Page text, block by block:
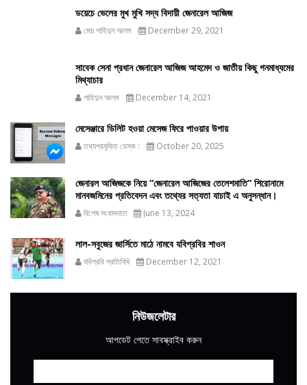
ডয়েচে ভেলের মুখ মুখি সদ্য বিদায়ী জেনারেল আজিজ
মোঃ শাহিদুন আলম December 29, 2021
সাবেক সেনা প্রধান জেনারেল আজিজ আহমেদ ও জাতীয় কিছু গনমাধ্যমের
মিথ্যাচার
শাহিদুন আলম December 14, 2021
মেসেঞ্জারে ডিলিট হওয়া মেসেজ ফিরে পাওয়ার উপায়
তথ্যপ্রযুক্তি ডেস্ক : October 20, 2025
জেনারল আজিজকে নিয়ে “জেনারেল আজিজের তেলেশমাতি” শিরোনামে
মানবজমিনের প্রতিবেদন এবং তথ্যের সত্যতা যাচাই এ অনুসন্ধান।
বিশেষ সংবাদদাতা June 13, 2024
লাল-সবুজের জার্সিতে মাঠে নামবে যবিপ্রবির শাওন
যবিপ্রবি প্রতিনিধি December 12, 2021
নিউজলেটার
আপডেট পেতে সাবস্ক্রাইব করুন